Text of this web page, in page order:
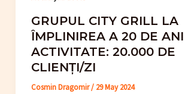
GRUPUL CITY GRILL LA
ÎMPLINIREA A 20 DE
ACTIVITATE: 20.000 DE
CLIENȚI/ZI
Cosmin Dragomir/ 29 May 2024